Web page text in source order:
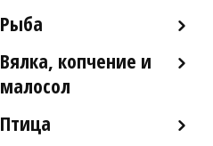
Кальмары
Крабы
Лобстеры / Омары
Рыба
Рыба деликатесных сортов
Рыба столовых сортов
Вялка, копчение и
малосол
Икра вяленая
Птица